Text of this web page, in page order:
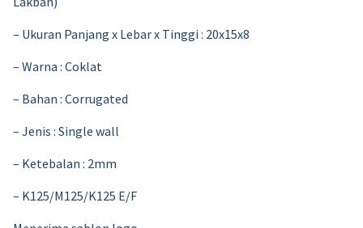
– Ukuran Panjang x Lebar x Tinggi : 20x15x8
– Warna : Coklat
– Bahan : Corrugated
– Jenis : Single wall
– Ketebalan : 2mm
– K125/M125/K125 E/F